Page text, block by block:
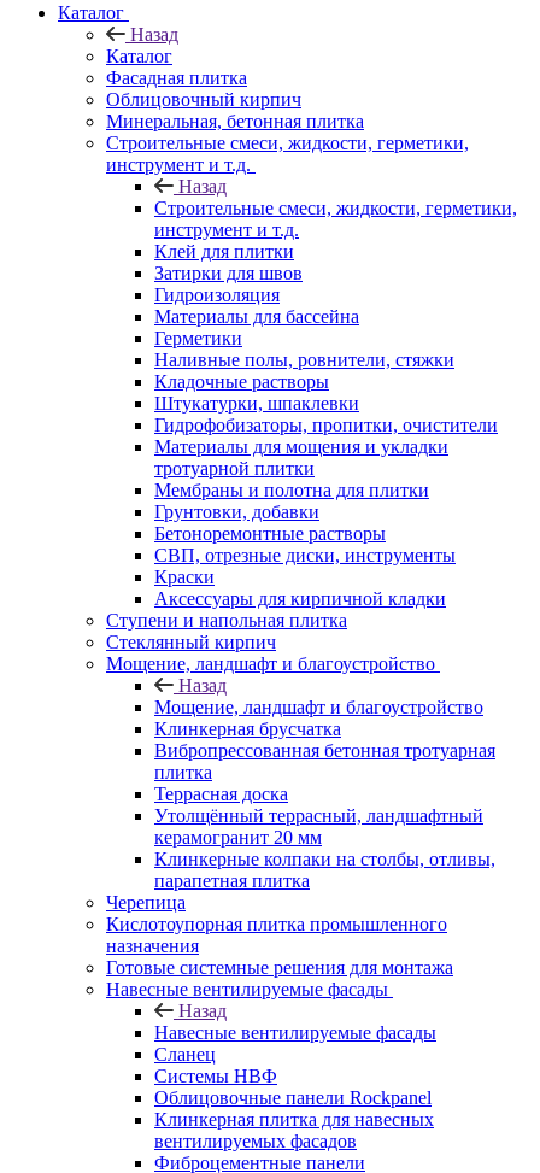
Каталог
Назад
Каталог
Фасадная плитка
Облицовочный кирпич
Минеральная, бетонная плитка
Строительные смеси, жидкости, герметики,
инструмент и т.д.
Назад
Строительные смеси, жидкости, герметики,
инструмент и т.д.
Клей для плитки
Затирки для швов
Гидроизоляция
Материалы для бассейна
Герметики
Наливные полы, ровнители, стяжки
Кладочные растворы
Штукатурки, шпаклевки
Гидрофобизаторы, пропитки, очистители
Материалы для мощения и укладки
тротуарной плитки
Мембраны и полотна для плитки
Грунтовки, добавки
Бетоноремонтные растворы
СВП, отрезные диски, инструменты
Краски
Аксессуары для кирпичной кладки
Ступени и напольная плитка
Cтеклянный кирпич
Мощение, ландшафт и благоустройство
Назад
Мощение, ландшафт и благоустройство
Клинкерная брусчатка
Вибропрессованная бетонная тротуарная
плитка
Террасная доска
Утолщённый террасный, ландшафтный
керамогранит 20 мм
Клинкерные колпаки на столбы, отливы,
парапетная плитка
Черепица
Кислотоупорная плитка промышленного
назначения
Готовые системные решения для монтажа
Навесные вентилируемые фасады
Назад
Навесные вентилируемые фасады
Сланец
Системы НВФ
Облицовочные панели Rockpanel
Клинкерная плитка для навесных
вентилируемых фасадов
Фиброцементные панели